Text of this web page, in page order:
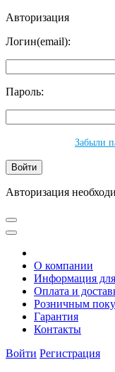
Авторизация
Логин(email):
Пароль:
Забыли
Авторизация
О компании
Информация для
Оплата и
Розничным
Гарантия
Контакты
Войти Регистрация